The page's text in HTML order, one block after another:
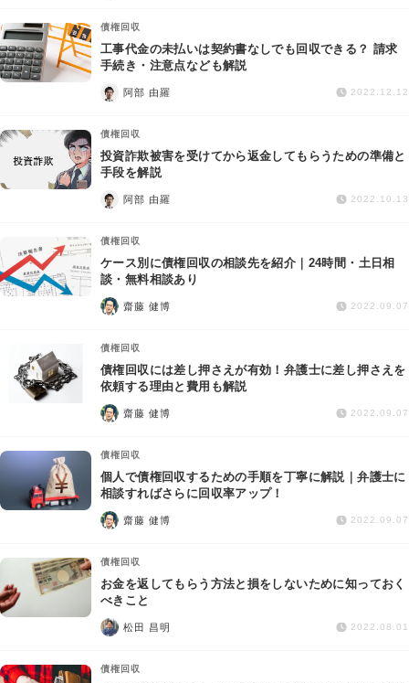
債権回収
工事代金の未払いは契約書なしでも回収できる？ 請求
手続き・注意点なども解説
阿部 由羅 2022.12.12
債権回収
投資詐欺被害を受けてから返金してもらうための準備と
手段を解説
阿部 由羅 2022.10.13
債権回収
ケース別に債権回収の相談先を紹介｜24時間・土日相
談・無料相談あり
齋藤 健博 2022.09.07
債権回収
債権回収には差し押さえが有効！弁護士に差し押さえを
依頼する理由と費用も解説
齋藤 健博 2022.09.07
債権回収
個人で債権回収するための手順を丁寧に解説｜弁護士に
相談すればさらに回収率アップ！
齋藤 健博 2022.09.07
債権回収
お金を返してもらう方法と損をしないために知っておく
べきこと
松田 昌明 2022.08.01
債権回収